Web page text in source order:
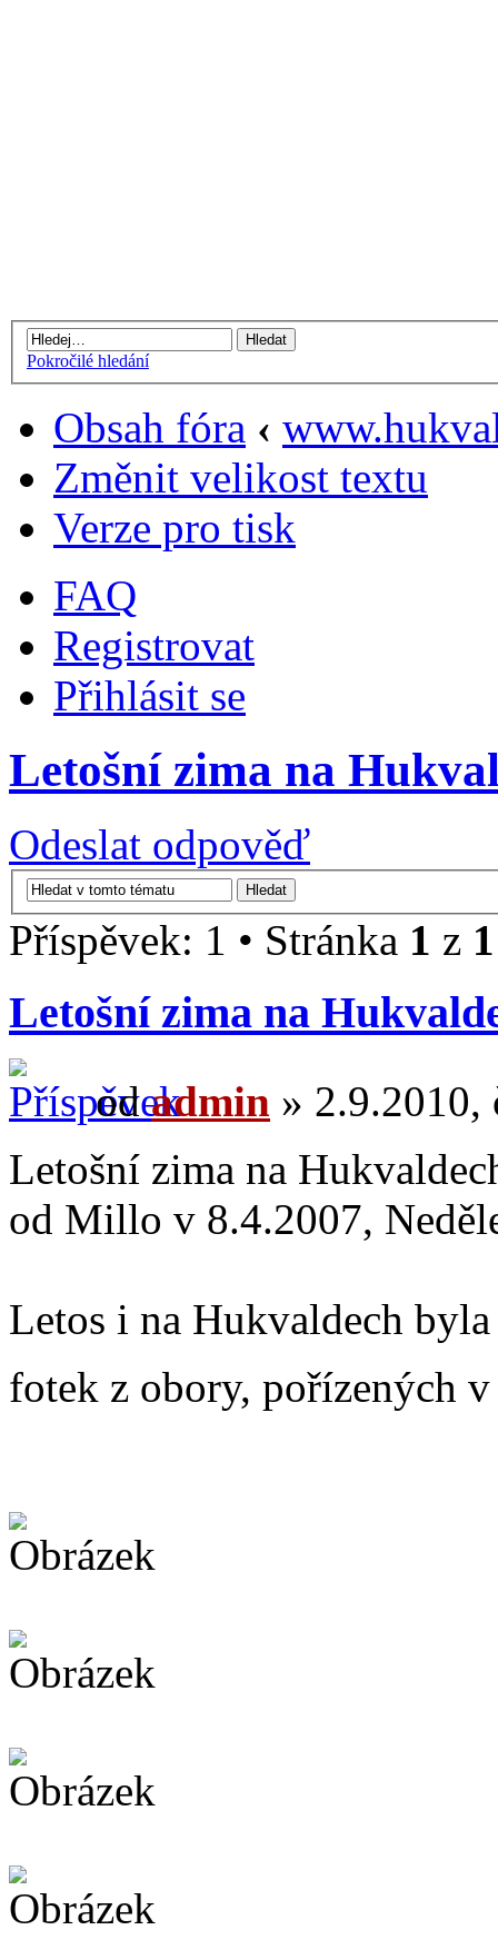
Pokročilé hledání
Obsah fóra ‹
Změnit velikost textu
Verze pro tisk
FAQ
Registrovat
Přihlásit se
Letošní zima na
Odeslat odpověď
Příspěvek: 1 • Stránka 1 z 1
Letošní zima na
odadmin » 2.9.2010,
Letošní zima na
od Millo v 8.4.2007,
Letos i na Hukvaldech
fotek z obory, pořízených